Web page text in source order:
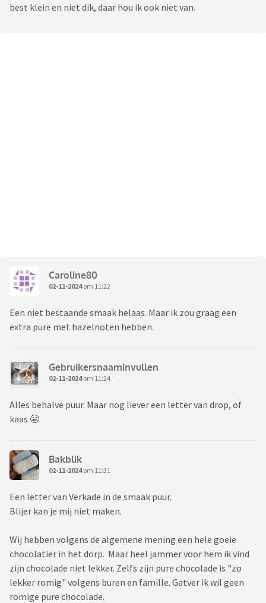
best klein en niet dik, daar hou ik ook niet van.
Caroline80
02-11-2024om 11:22
Een niet bestaande smaak helaas. Maar ik zou graag een
extra pure met hazelnoten hebben.
Gebruikersnaaminvullen
02-11-2024om 11:24
Alles behalve puur. Maar nog liever een letter van drop, of
kaas 😬
Bakblik
02-11-2024om 11:31
Een letter van Verkade in de smaak puur.
Blijer kan je mij niet maken.
Wij hebben volgens de algemene mening een hele goeie
chocolatier in het dorp. Maar heel jammer voor hem ik vind
zijn chocolade niet lekker. Zelfs zijn pure chocolade is "zo
lekker romig" volgens buren en famille. Gatver ik wil geen
romige pure chocolade.